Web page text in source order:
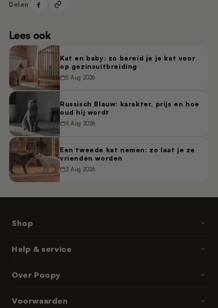
Delen
Lees ook
Kat en baby: zo bereid je je kat voor
op gezinsuitbreiding
5 Aug 2026
Russisch Blauw: karakter, prijs en hoe
oud hij wordt
4 Aug 2026
Een tweede kat nemen: zo laat je ze
vrienden worden
3 Aug 2026
Shop
Accessoires
Help & service
Bezorgtijden
Over Poopy
Voorwaarden